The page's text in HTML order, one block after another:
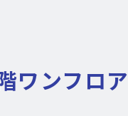
ワンフロ